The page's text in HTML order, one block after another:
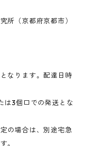
（京都府京都市）
なります。配達日時
3個口での発送とな
の場合は、別途宅急
。